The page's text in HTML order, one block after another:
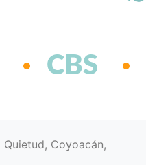
CBS
Coyoacán,